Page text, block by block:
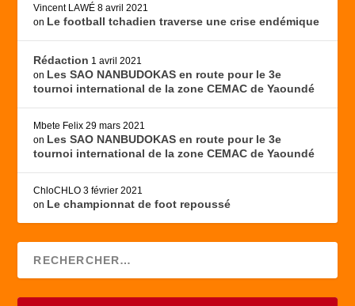
Vincent LAWÉ 8 avril 2021
on Le football tchadien traverse une crise endémique
Rédaction 1 avril 2021
on Les SAO NANBUDOKAS en route pour le 3e
tournoi international de la zone CEMAC de Yaoundé
Mbete Felix 29 mars 2021
on Les SAO NANBUDOKAS en route pour le 3e
tournoi international de la zone CEMAC de Yaoundé
ChloCHLO 3 février 2021
on Le championnat de foot repoussé